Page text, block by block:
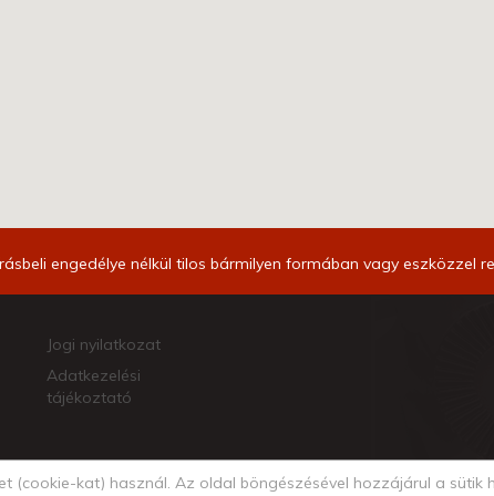
engedélye nélkül tilos bármilyen formában vagy eszközzel
Jogi nyilatkozat
Adatkezelési
tájékoztató
(cookie-kat) használ. Az oldal böngészésével hozzájárul a sütik